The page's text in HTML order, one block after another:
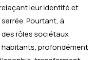
leur identité et
Pourtant, à
rôles sociétaux
habitants, profondément